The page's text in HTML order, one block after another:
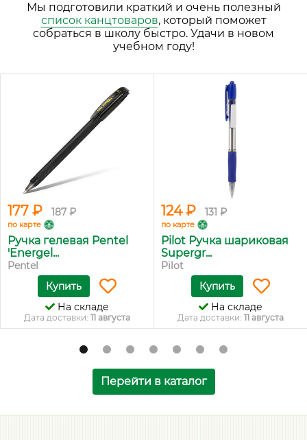
Мы подготовили краткий и очень полезный
список канцтоваров, который поможет
собраться в школу быстро. Удачи в новом
учебном году!
177 ₽ 187 ₽
по карте
Ручка гелевая Pentel
'Energel...
Pentel
Купить
На складе
Дата доставки: 11 августа
124 ₽ 131 ₽
по карте
Pilot Ручка шариковая
Supergr...
Pilot
Купить
На складе
Дата доставки: 11 августа
Перейти в каталог